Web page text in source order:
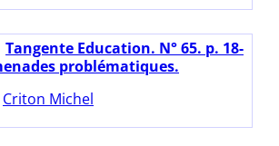
Tangente Education. N° 65. p. 18-
problématiques.
Criton Michel